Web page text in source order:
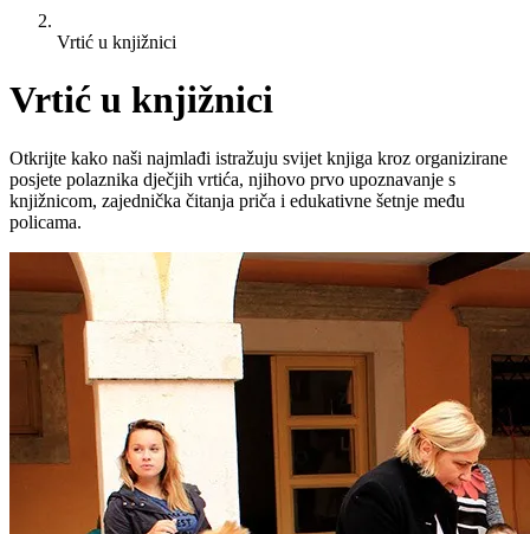
Vrtić u knjižnici
Vrtić u knjižnici
Otkrijte kako naši najmlađi istražuju svijet knjiga kroz organizirane
posjete polaznika dječjih vrtića, njihovo prvo upoznavanje s
knjižnicom, zajednička čitanja priča i edukativne šetnje među
policama.